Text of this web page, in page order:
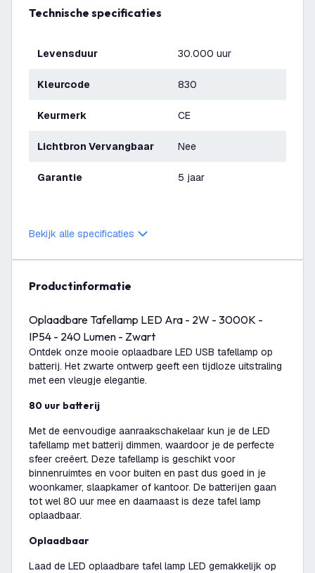
Technische specificaties
Levensduur 30.000 uur
Kleurcode 830
Keurmerk CE
Lichtbron Vervangbaar Nee
Garantie 5 jaar
Bekijk alle specificaties
productinformatie
Oplaadbare Tafellamp LED Ara - 2W - 3000K -
IP54 - 240 Lumen - Zwart
Ontdek onze mooie oplaadbare LED USB tafellamp op
batterij. Het zwarte ontwerp geeft een tijdloze uitstraling
met een vleugje elegantie.
80 uur batterij
Met de eenvoudige aanraakschakelaar kun je de LED
tafellamp met batterij dimmen, waardoor je de perfecte
sfeer creëert. Deze tafellamp is geschikt voor
binnenruimtes en voor buiten en past dus goed in je
woonkamer, slaapkamer of kantoor. De batterijen gaan
tot wel 80 uur mee en daarnaast is deze tafel lamp
oplaadbaar.
Oplaadbaar
Laad de LED oplaadbare tafel lamp LED gemakkelijk op